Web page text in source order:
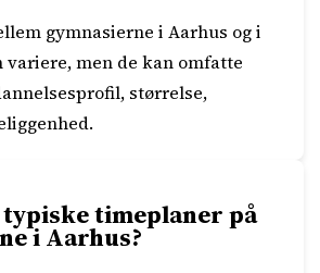
gymnasierne i Aarhus og i
variere, men de kan omfatte
størrelse,
typiske timeplaner på
i Aarhus?